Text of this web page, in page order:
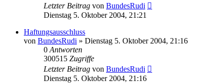
Letzter Beitrag von BundesRudi
Dienstag 5. Oktober 2004, 21:21
Haftungsausschluss
von BundesRudi » Dienstag 5. Oktober 2004, 21:16
0 Antworten
300515 Zugriffe
Letzter Beitrag von BundesRudi
Dienstag 5. Oktober 2004, 21:16